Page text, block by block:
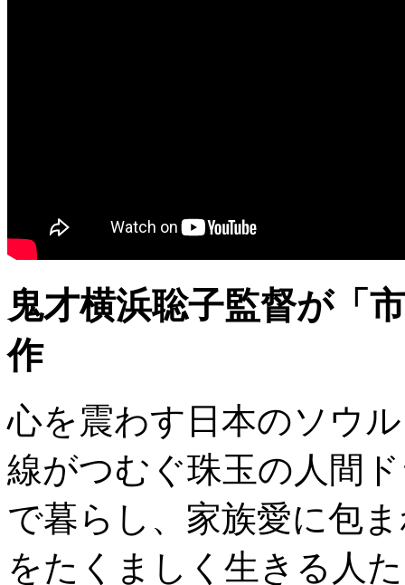
鬼才横浜聡子監督が「
作
心を震わす日本のソウ
線がつむぐ珠玉の人間
で暮らし、家族愛に包
をたくましく生きる人